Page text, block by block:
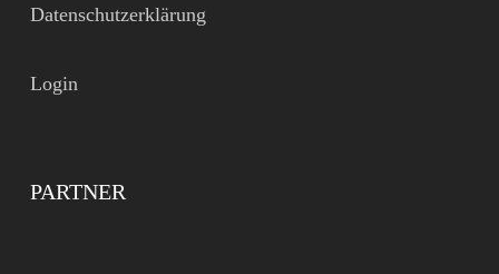
Datenschutzerklärung
Login
PARTNER